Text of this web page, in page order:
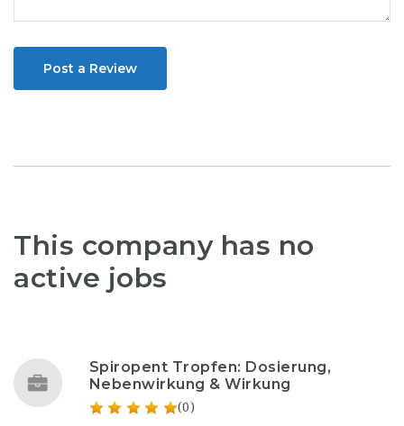
Post a Review
This company has no
active jobs
Spiropent Tropfen: Dosierung,
Nebenwirkung & Wirkung
(0)